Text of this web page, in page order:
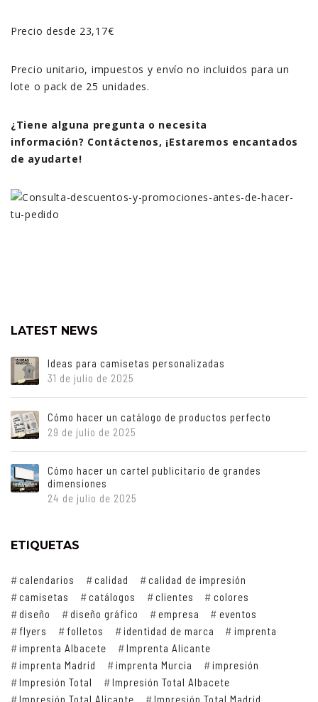
Precio desde 23,17€
Precio unitario, impuestos y envío no incluidos para un
lote o pack de 25 unidades.
¿Tiene alguna pregunta o necesita
información? Contáctenos, ¡Estaremos encantados
de ayudarte!
LATEST NEWS
Ideas para camisetas personalizadas
31 de julio de 2025
Cómo hacer un catálogo de productos perfecto
29 de julio de 2025
Cómo hacer un cartel publicitario de grandes
dimensiones
24 de julio de 2025
ETIQUETAS
calendarios calidad
calidad de impresión
camisetas
catálogos clientes
colores
diseño
diseño gráfico empresa
eventos
flyers
folletos identidad de marca
imprenta
imprenta Albacete
Imprenta Alicante
imprenta Madrid
imprenta Murcia
impresión
Impresión Total
Impresión Total Albacete
Impresión Total Alicante
Impresión Total Madrid